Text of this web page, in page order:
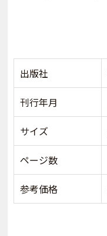
出版社
刊行年月
サイズ
ページ数
参考価格